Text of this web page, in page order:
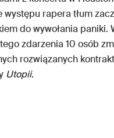
rapera tłum
do wywołania
zdarzenia 10 osób
rozwiązanych
Utopii.